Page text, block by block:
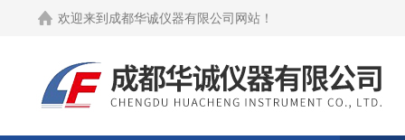
欢迎来到 成都华诚仪器有限公司网站 ！